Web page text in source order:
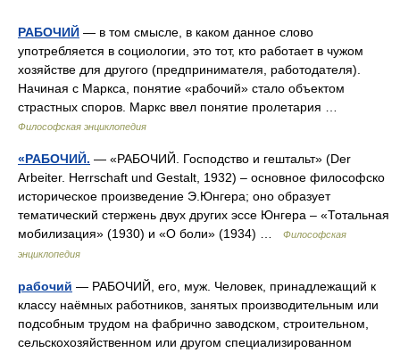
РАБОЧИЙ — в том смысле, в каком данное слово
употребляется в социологии, это тот, кто работает в чужом
хозяйстве для другого (предпринимателя, работодателя).
Начиная с Маркса, понятие «рабочий» стало объектом
страстных споров. Маркс ввел понятие пролетария …
Философская энциклопедия
«РАБОЧИЙ. — «РАБОЧИЙ. Господство и гештальт» (Der
Arbeiter. Herrschaft und Gestalt, 1932) – основное философско
историческое произведение Э.Юнгера; оно образует
тематический стержень двух других эссе Юнгера – «Тотальная
мобилизация» (1930) и «О боли» (1934) …
Философская
энциклопедия
рабочий — РАБОЧИЙ, его, муж. Человек, принадлежащий к
классу наёмных работников, занятых производительным или
подсобным трудом на фабрично заводском, строительном,
сельскохозяйственном или другом специализированном